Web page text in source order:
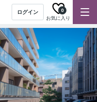
ログイン
お気に入り
0